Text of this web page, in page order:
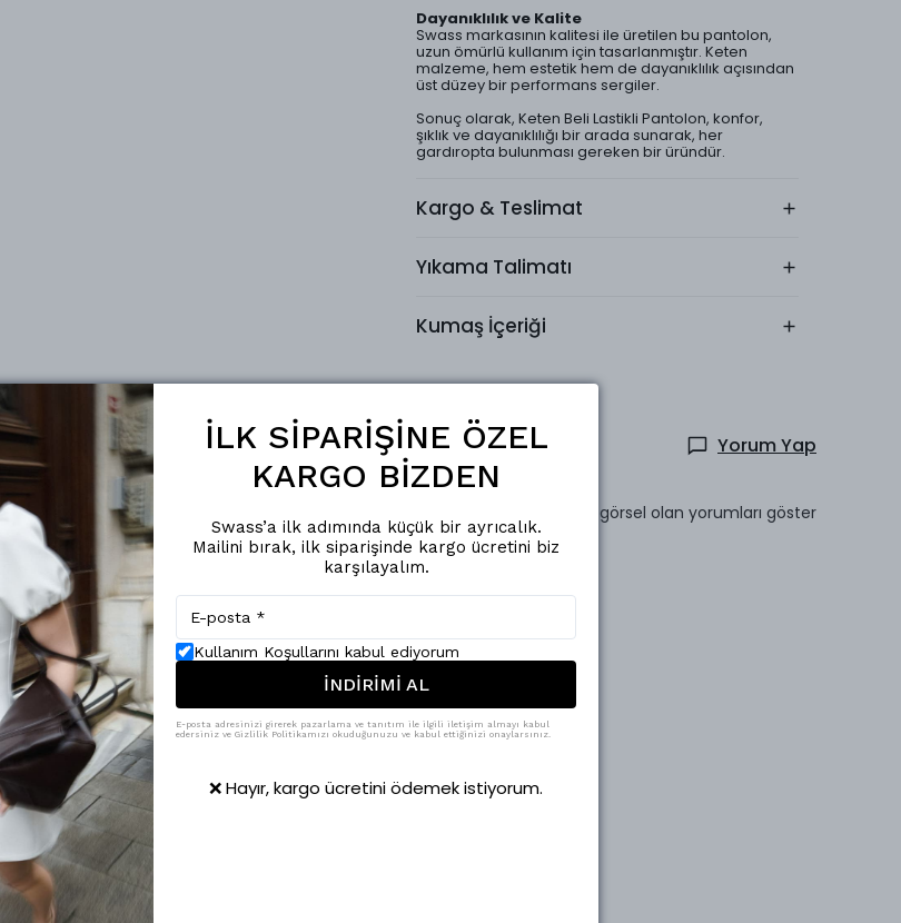
Dayanıklılık ve Kalite
Swass markasının kalitesi ile üretilen bu pantolon,
uzun ömürlü kullanım için tasarlanmıştır. Keten
malzeme, hem estetik hem de dayanıklılık açısından
üst düzey bir performans sergiler.
Sonuç olarak, Keten Beli Lastikli Pantolon, konfor,
şıklık ve dayanıklılığı bir arada sunarak, her
gardıropta bulunması gereken bir üründür.
Kargo & Teslimat
Yıkama Talimatı
Kumaş İçeriği
Yorum Yap
Sadece görsel olan yorumları göster
İLK SİPARİŞİNE ÖZEL
KARGO BİZDEN
Swass’a ilk adımında küçük bir ayrıcalık.
Mailini bırak, ilk siparişinde kargo ücretini biz
karşılayalım.
Kullanım Koşullarını kabul ediyorum
İNDİRİMİ AL
E-posta adresinizi girerek pazarlama ve tanıtım ile ilgili iletişim almayı kabul
edersiniz ve Gizlilik Politikamızı okuduğunuzu ve kabul ettiğinizi onaylarsınız.
❌ Hayır, kargo ücretini ödemek istiyorum.